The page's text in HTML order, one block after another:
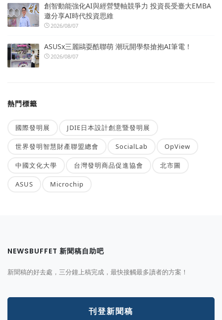
創智動能強化AI與經營雙軸競爭力 投資長受臺大EMBA
邀分享AI時代投資思維
2026/08/07
ASUSx三麗鷗耍酷聯萌 潮玩開學祭搶抱AI筆電！
2026/08/07
熱門標籤
國際發明展 JDIE日本設計創意暨發明展
世界發明智慧財產聯盟總會 SocialLab OpView
中國文化大學 台灣發明商品促進協會 北市圖
ASUS Microchip
NEWSBUFFET 新聞稿自助吧
新聞稿的好去處，三分鐘上稿完成，最快接觸最多讀者的方案！
刊登新聞稿